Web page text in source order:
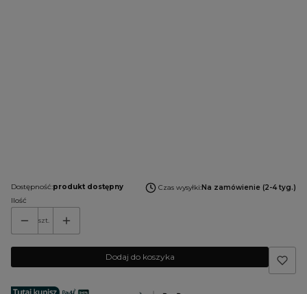
Dostępność:produkt dostępny Czas wysyłki:Na zamówienie (2-4 tyg.)
Ilość
szt.
Dodaj do koszyka